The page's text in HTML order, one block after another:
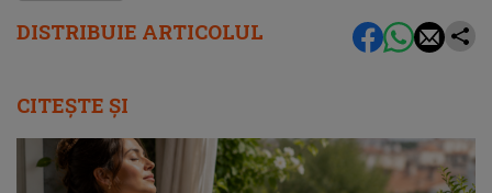
DISTRIBUIE ARTICOLUL
CITEȘTE ȘI